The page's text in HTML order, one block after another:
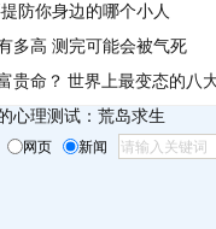
防你身边的哪个小人
多高 测完可能会被气死
贵命？ 世界上最变态的八
心理测试：荒岛求生
网页 新闻